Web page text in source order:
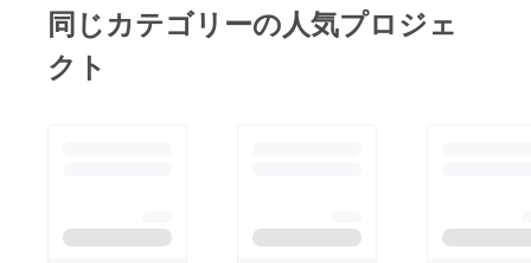
同じカテゴリーの人気プロジェ
クト